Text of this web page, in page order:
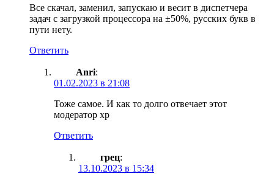
Все скачал, заменил, запускаю и весит в диспетчера
задач с загрузкой процессора на ±50%, русских букв в
пути нету.
Ответить
Anri:
01.02.2023 в 21:08
Тоже самое. И как то долго отвечает этот
модератор хр
Ответить
грец:
13.10.2023 в 15:34